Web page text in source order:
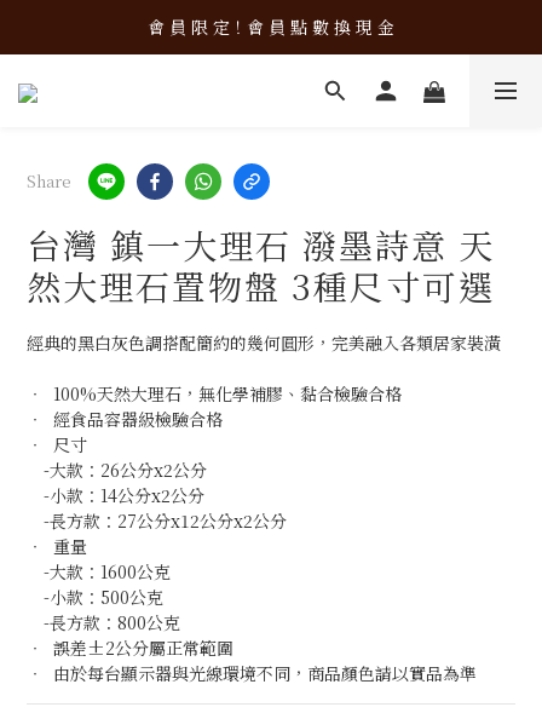
新 品 上 架！超 質 感 韓 系 餐 具 組 合 優 惠 中 ❤️
會 員 限 定！會 員 點 數 換 現 金
新 品 上 架！超 質 感 韓 系 餐 具 組 合 優 惠 中 ❤️
Share
台灣 鎮一大理石 潑墨詩意 天
然大理石置物盤 3種尺寸可選
經典的黑白灰色調搭配簡約的幾何圓形，完美融入各類居家裝潢
‧  100%天然大理石，無化學補膠、黏合檢驗合格
‧  經食品容器級檢驗合格
‧  尺寸
-大款：26公分x2公分
-小款：14公分x2公分
-長方款：27公分x12公分x2公分
‧  重量
-大款：1600公克
-小款：500公克
-長方款：800公克
‧  誤差±2公分屬正常範圍
‧  由於每台顯示器與光線環境不同，商品顏色請以實品為準